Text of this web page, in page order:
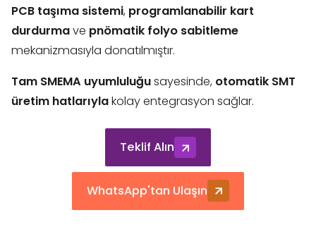
PCB taşıma sistemi, programlanabilir kart
durdurmave pnömatik folyo sabitleme
mekanizmasıyla donatılmıştır.
Tam SMEMA uyumluluğusayesinde, otomatik SMT
üretim hatlarıylakolay entegrasyon sağlar.
Teklif Alın
WhatsApp'tan Ulaşın